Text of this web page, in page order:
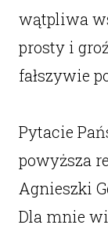
wątpliwa
prosty i
fałszywie
Pytacie
powyższa
Agnieszki
Dla mnie